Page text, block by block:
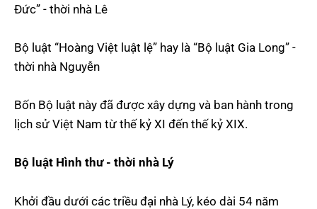
Đức” - thời nhà Lê
Bộ luật “Hoàng Việt luật lệ” hay là “Bộ luật Gia Long” -
thời nhà Nguyễn
Bốn Bộ luật này đã được xây dựng và ban hành trong
lịch sử Việt Nam từ thế kỷ XI đến thế kỷ XIX.
Bộ luật Hình thư - thời nhà Lý
Khởi đầu dưới các triều đại nhà Lý, kéo dài 54 năm